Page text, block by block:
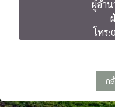
ผู้อำน
โทร
ก